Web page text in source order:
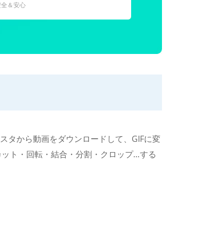
＆安心
タから動画をダウンロードして、GIFに変
ト・回転・結合・分割・クロップ…する